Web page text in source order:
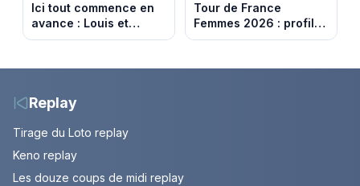
Ici tout commence en
avance : Louis et
Jasmine enfin en
août 2026 (spoiler)
Tour de France
Femmes 2026 : profil
et horaires de la 6e
Montbrison et
Replay
Tirage du Loto replay
Keno replay
Les douze coups de midi replay